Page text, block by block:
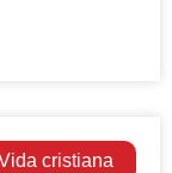
cristiana